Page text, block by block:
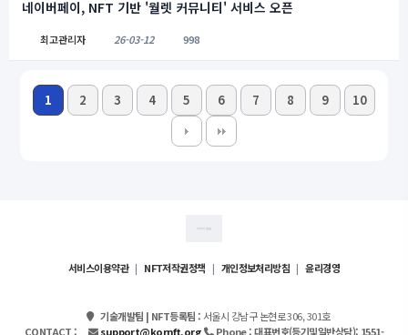
네이버페이, NFT 기반 '월렛 커뮤니티' 서비스 오픈
최고관리자 26-03-12 998
1 2 3 4 5 6 7 8 9 10
서비스이용약관 | NFT저작권정책 | 개인정보처리방침 | 윤리경영
기술개발팀 | NFT등록팀 :서울시 강남구 논현로 306, 301호
CONTACT :
support@kornft.org Phone : 대표번호(등기및일반상담): 1551-